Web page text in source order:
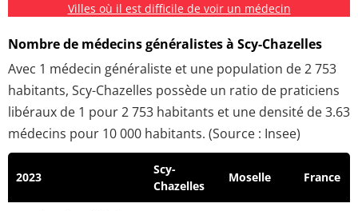
Villes où il est difficile de voir un médecin
Nombre de médecins généralistes à Scy-Chazelles
Avec 1 médecin généraliste et une population de 2 753
habitants, Scy-Chazelles possède un ratio de praticiens
libéraux de 1 pour 2 753 habitants et une densité de 3.63
médecins pour 10 000 habitants. (Source : Insee)
2023
Scy-
Chazelles
Moselle France